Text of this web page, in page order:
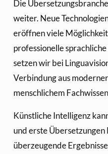
Die
weiter. Neue
eröffnen viele
professionelle
setzen wir bei
Verbindung aus
menschlichem
Künstliche Intelligenz
und erste
überzeugende